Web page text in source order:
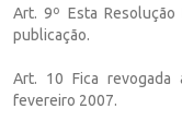
Art. 9º Esta
publicação.
Art. 10 Fica revogada
fevereiro 2007.